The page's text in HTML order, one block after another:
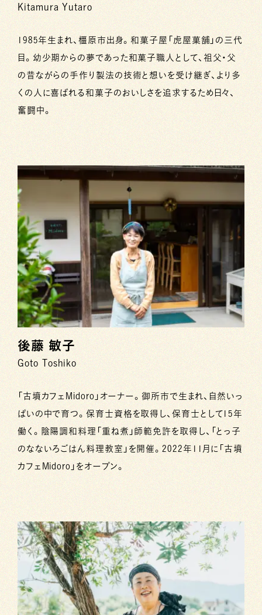
Kitamura Yutaro
1985年生まれ、橿原市出身。和菓子屋「虎屋菓舗」の三代
目。幼少期からの夢であった和菓子職人として、祖父・父
の昔ながらの手作り製法の技術と想いを受け継ぎ、より多
くの人に喜ばれる和菓子のおいしさを追求するため日々、
奮闘中。
後藤 敏子
Goto Toshiko
「古墳カフェMidoro」オーナー。御所市で生まれ、自然いっ
ぱいの中で育つ。保育士資格を取得し、保育士として15年
働く。陰陽調和料理「重ね煮」師範免許を取得し、「とっ子
のなないろごはん料理教室」を開催。2022年11月に「古墳
カフェMidoro」をオープン。